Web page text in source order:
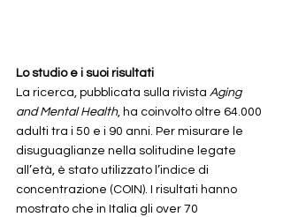
Lo studio e i suoi risultati
La ricerca, pubblicata sulla rivista Aging
and Mental Health, ha coinvolto oltre 64.000
adulti tra i 50 e i 90 anni. Per misurare le
disuguaglianze nella solitudine legate
all’età, è stato utilizzato l’indice di
concentrazione (COIN). I risultati hanno
mostrato che in Italia gli over 70